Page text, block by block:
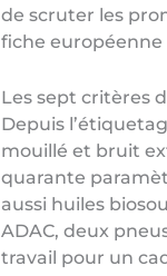
de scruter les
fiche européenne
Les sept critères
Depuis
mouillé et bruit
quarante
aussi huiles
ADAC, deux
travail pour un